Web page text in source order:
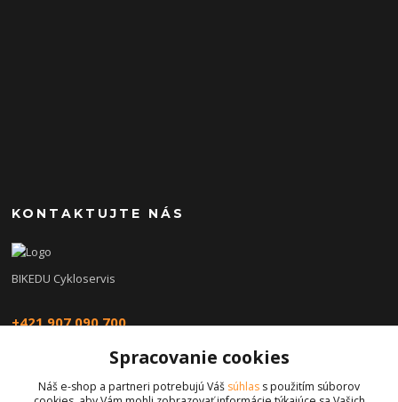
KONTAKTUJTE NÁS
BIKEDU Cykloservis
+421 907 090 700
eshop@bikedu.sk
Spracovanie cookies
Náš e-shop a partneri potrebujú Váš súhlas s použitím súborov